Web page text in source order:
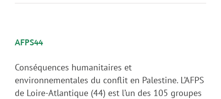
AFPS44
Conséquences humanitaires et
environnementales du conflit en Palestine. L’AFPS
de Loire-Atlantique (44) est l’un des 105 groupes